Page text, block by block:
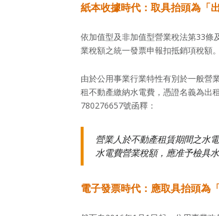
紙本收據時代：取具抬頭為「出
依加值型及非加值型營業稅法第33條
業稅額之統一發票申報扣抵銷項稅額。
由於公用事業行業特性有別於一般營
租不動產繳納水電費，憑證名義為出
780276657號函釋：
營業人於不動產租賃期間之水
水電費營業稅額，應准予檢具
電子發票時代： 應取具抬頭為